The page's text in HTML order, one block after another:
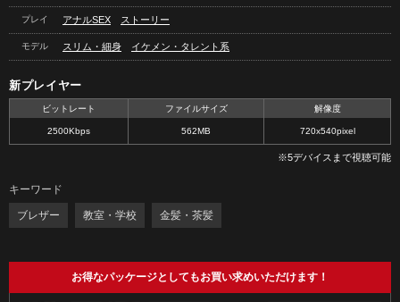
プレイ アナルSEX ストーリー
モデル スリム・細身 イケメン・タレント系
新プレイヤー
ビットレート ファイルサイズ 解像度
2500Kbps 562MB 720x540pixel
※5デバイスまで視聴可能
キーワード
ブレザー 教室・学校 金髪・茶髪
お得なパッケージとしてもお買い求めいただけます！